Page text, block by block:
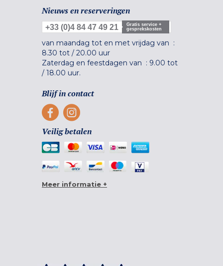
Nieuws en reserveringen
+33 (0)4 84 47 49 21
Gratis service +
gesprekskosten
van maandag tot en met vrijdag van :
8.30 tot / 20.00 uur
Zaterdag en feestdagen van : 9.00 tot
/ 18.00 uur.
Blijf in contact
Veilig betalen
Meer informatie +